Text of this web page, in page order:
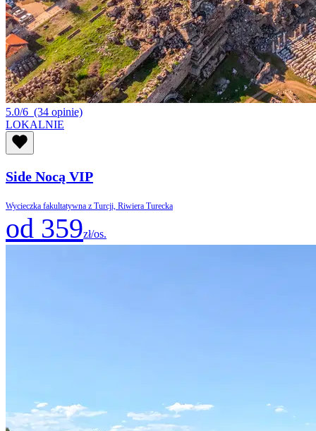
5.0/6 (34 opinie)
LOKALNIE
Side Nocą VIP
Wycieczka fakultatywna z Turcji, Riwiera Turecka
od 359zł/os.